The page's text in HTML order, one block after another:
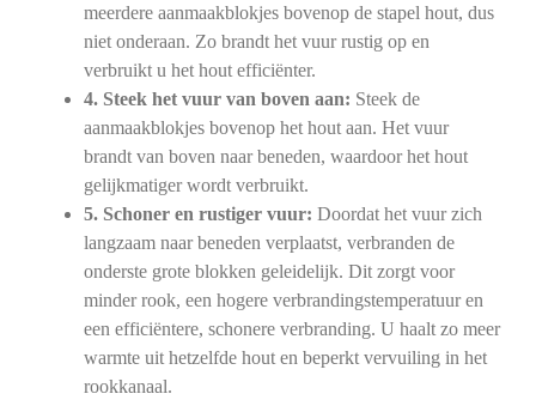
meerdere aanmaakblokjes bovenop de stapel hout, dus
niet onderaan. Zo brandt het vuur rustig op en
verbruikt u het hout efficiënter.
4. Steek het vuur van boven aan: Steek de
aanmaakblokjes bovenop het hout aan. Het vuur
brandt van boven naar beneden, waardoor het hout
gelijkmatiger wordt verbruikt.
5. Schoner en rustiger vuur: Doordat het vuur zich
langzaam naar beneden verplaatst, verbranden de
onderste grote blokken geleidelijk. Dit zorgt voor
minder rook, een hogere verbrandingstemperatuur en
een efficiëntere, schonere verbranding. U haalt zo meer
warmte uit hetzelfde hout en beperkt vervuiling in het
rookkanaal.